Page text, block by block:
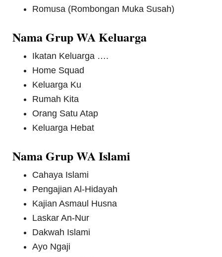
Romusa (Rombongan Muka Susah)
Nama Grup WA Keluarga
Ikatan Keluarga ….
Home Squad
Keluarga Ku
Rumah Kita
Orang Satu Atap
Keluarga Hebat
Nama Grup WA Islami
Cahaya Islami
Pengajian Al-Hidayah
Kajian Asmaul Husna
Laskar An-Nur
Dakwah Islami
Ayo Ngaji